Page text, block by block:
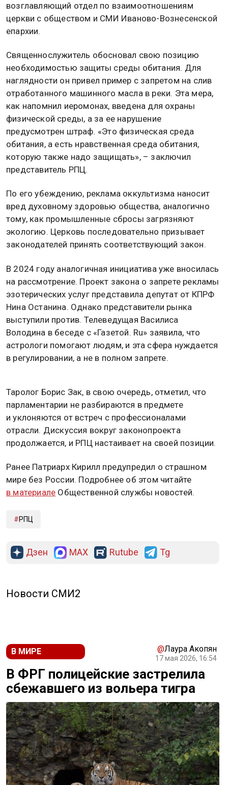
возглавляющий отдел по взаимоотношениям
церкви с обществом и СМИ Иваново-Вознесенской
епархии.
Священнослужитель обосновал свою позицию
необходимостью защиты среды обитания. Для
наглядности он привел пример с запретом на слив
отработанного машинного масла в реки. Эта мера,
как напомнил иеромонах, введена для охраны
физической среды, а за ее нарушение
предусмотрен штраф. «Это физическая среда
обитания, а есть нравственная среда обитания,
которую также надо защищать», – заключил
представитель РПЦ.
По его убеждению, реклама оккультизма наносит
вред духовному здоровью общества, аналогично
тому, как промышленные сбросы загрязняют
экологию. Церковь последовательно призывает
законодателей принять соответствующий закон.
В 2024 году аналогичная инициатива уже вносилась
на рассмотрение. Проект закона о запрете рекламы
эзотерических услуг представила депутат от КПРФ
Нина Останина. Однако представители рынка
выступили против. Телеведущая Василиса
Володина в беседе с «Газетой. Ru» заявила, что
астрологи помогают людям, и эта сфера нуждается
в регулировании, а не в полном запрете.
Таролог Борис Зак, в свою очередь, отметил, что
парламентарии не разбираются в предмете
и уклоняются от встреч с профессионалами
отрасли. Дискуссия вокруг законопроекта
продолжается, и РПЦ настаивает на своей позиции.
Ранее Патриарх Кирилл предупредил о страшном
мире без России. Подробнее об этом читайте
в материале Общественной службы новостей.
РПЦ
Дзен MAX Rutube Tg
Новости СМИ2
В МИРЕ @Лаура Акопян
17 мая 2026, 16:54
В ФРГ полицейские застрелила
сбежавшего из вольера тигра